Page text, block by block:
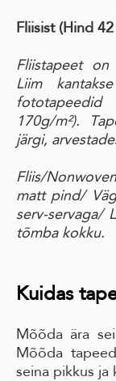
Fliisist (Hind
Fliistapeet
Liim
fototapeedid
170g/m²).
järgi,
Fliis/
matt pind/
serv-servaga/
tõmba kokku.
Kuidas
Mõõda ära
Mõõda
seina pikkus